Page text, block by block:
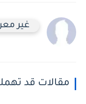
غير
مقالات قد